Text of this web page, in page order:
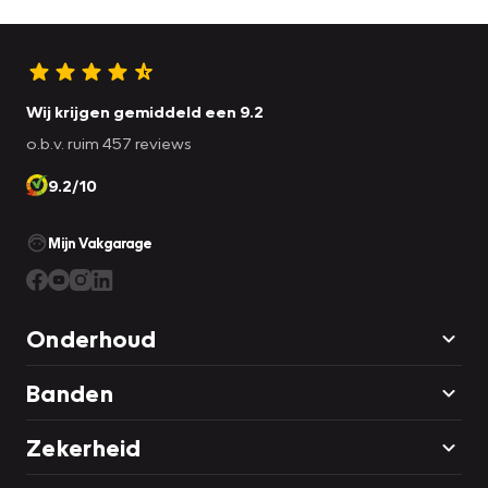
Wij krijgen gemiddeld een 9.2
o.b.v. ruim 457 reviews
9.2/10
Mijn Vakgarage
Onderhoud
Banden
Zekerheid